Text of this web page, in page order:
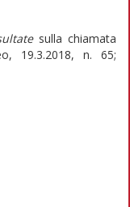
sulla chiamata
19.3.2018, n. 65;